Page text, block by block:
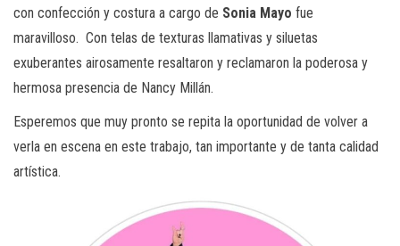
con confección y costura a cargo de Sonia Mayo fue
maravilloso. Con telas de texturas llamativas y siluetas
exuberantes airosamente resaltaron y reclamaron la poderosa y
hermosa presencia de Nancy Millán.
Esperemos que muy pronto se repita la oportunidad de volver a
verla en escena en este trabajo, tan importante y de tanta calidad
artística.